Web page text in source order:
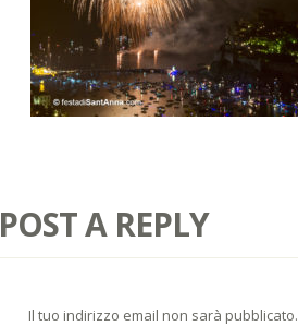
POST A REPLY
Il tuo indirizzo email non sarà pubblicato.